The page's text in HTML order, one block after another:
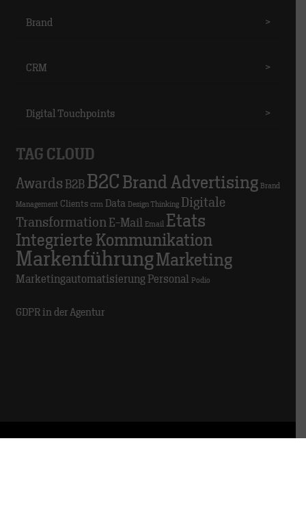
Brand >
CRM >
Digital Touchpoints >
TAG CLOUD
Awards B2B B2C Brand Advertising Brand
Management Clients crm Data Design Thinking Digitale
Transformation E-Mail Email Etats
Integrierte Kommunikation
MarkenführungMarketing
Marketingautomatisierung Personal Podio
GDPR in der Agentur